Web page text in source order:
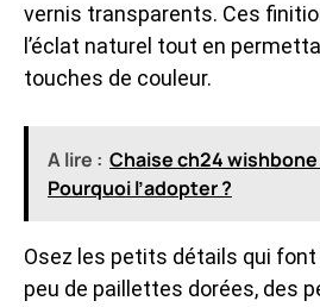
vernis transparents. Ces
l’éclat naturel tout en
touches de couleur.
A lire : Chaise ch24
Pourquoi l’adopter ?
Osez les petits détails qui
peu de paillettes dorées, des